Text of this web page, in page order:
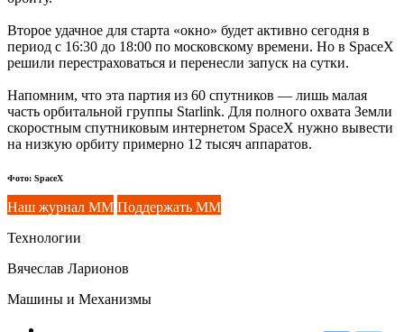
Второе удачное для старта «окно» будет активно сегодня в
период с 16:30 до 18:00 по московскому времени. Но в SpaceX
решили перестраховаться и перенесли запуск на сутки.
Напомним, что эта партия из 60 спутников — лишь малая
часть орбитальной группы Starlink. Для полного охвата Земли
скоростным спутниковым интернетом SpaceX нужно вывести
на низкую орбиту примерно 12 тысяч аппаратов.
Фото: SpaceX
Наш журнал ММ Поддержать ММ
Технологии
Вячеслав Ларионов
Машины и Механизмы